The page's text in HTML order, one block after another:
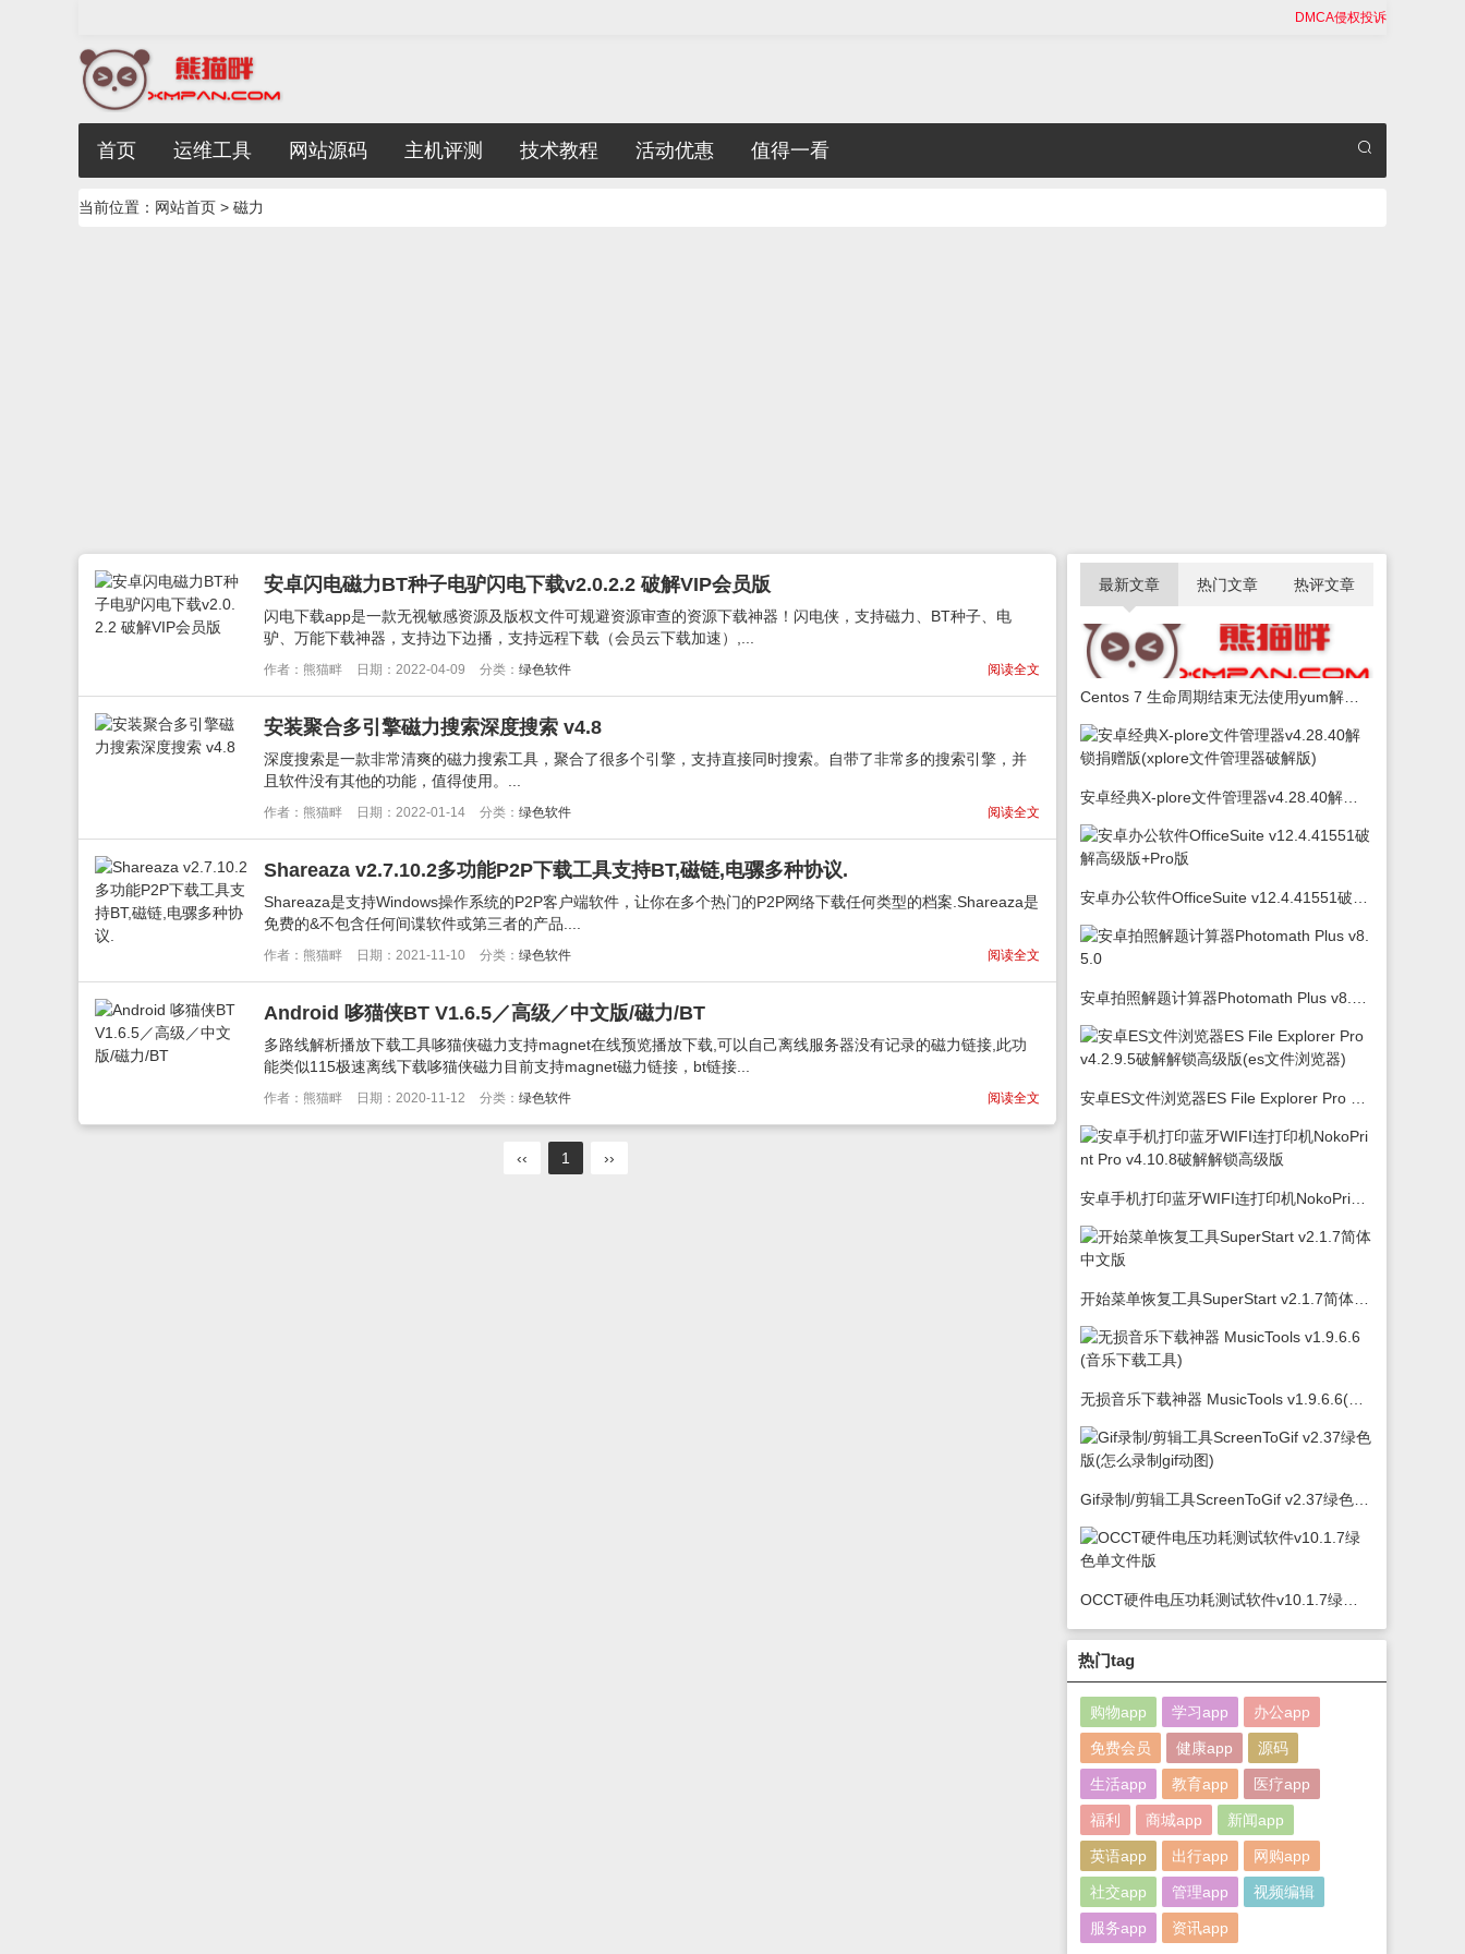
DMCA侵权投诉
首页 运维工具 网站源码 主机评测 技术教程 活动优惠 值得一看
当前位置： 网站首页 > 磁力
安卓闪电磁力BT种子电驴闪电下载v2.0.2.2 破解VIP会员版
闪电下载app是一款无视敏感资源及版权文件可规避资源审查的资源下载神器！闪电侠，支持磁力、BT种子、电
驴、万能下载神器，支持边下边播，支持远程下载（会员云下载加速）,...
阅读全文
作者：熊猫畔 日期：2022-04-09 分类： 绿色软件
安装聚合多引擎磁力搜索深度搜索 v4.8
深度搜索是一款非常清爽的磁力搜索工具，聚合了很多个引擎，支持直接同时搜索。自带了非常多的搜索引擎，并
且软件没有其他的功能，值得使用。...
阅读全文
作者：熊猫畔 日期：2022-01-14 分类： 绿色软件
Shareaza v2.7.10.2多功能P2P下载工具支持BT,磁链,电骡多种协议.
Shareaza是支持Windows操作系统的P2P客户端软件，让你在多个热门的P2P网络下载任何类型的档案.Shareaza是
免费的&不包含任何间谍软件或第三者的产品....
阅读全文
作者：熊猫畔 日期：2021-11-10 分类： 绿色软件
Android 哆猫侠BT V1.6.5／高级／中文版/磁力/BT
多路线解析播放下载工具哆猫侠磁力支持magnet在线预览播放下载,可以自己离线服务器没有记录的磁力链接,此功
能类似115极速离线下载哆猫侠磁力目前支持magnet磁力链接，bt链接...
阅读全文
作者：熊猫畔 日期：2020-11-12 分类： 绿色软件
‹‹ 1 ››
最新文章 热门文章 热评文章
热门tag
购物app 学习app 办公app
免费会员 健康app 源码
生活app 教育app 医疗app
福利 商城app 新闻app
英语app 出行app 网购app
社交app 管理app 视频编辑
服务app 资讯app